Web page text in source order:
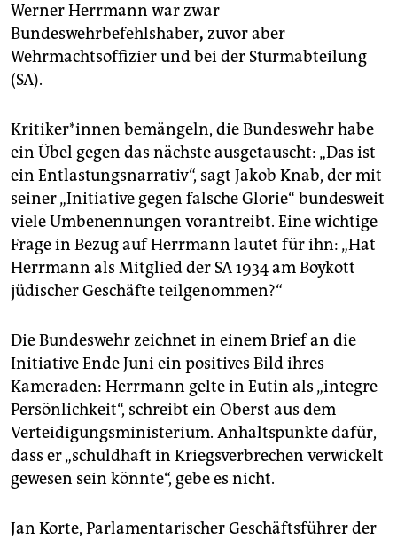
Werner Herrmann war zwar
Bundeswehrbefehlshaber, zuvor aber
Wehrmachtsoffizier und bei der Sturmabteilung
(SA).
Kri­ti­ke­r*in­nen bemängeln, die Bundeswehr habe
ein Übel gegen das nächste ausgetauscht: „Das ist
ein Entlastungsnarrativ“, sagt Jakob Knab, der mit
seiner „Initiative gegen falsche Glorie“ bundesweit
viele Umbenennungen vorantreibt. Eine wichtige
Frage in Bezug auf Herrmann lautet für ihn: „Hat
Herrmann als Mitglied der SA 1934 am Boykott
jüdischer Geschäfte teilgenommen?“
Die Bundeswehr zeichnet in einem Brief an die
Initiative Ende Juni ein positives Bild ihres
Kameraden: Herrmann gelte in Eutin als „integre
Persönlichkeit“, schreibt ein Oberst aus dem
Verteidigungsministerium. Anhaltspunkte dafür,
dass er „schuldhaft in Kriegsverbrechen verwickelt
gewesen sein könnte“, gebe es nicht.
Jan Korte, Parlamentarischer Geschäftsführer der